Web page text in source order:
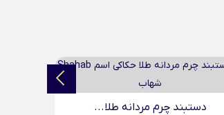
آویز بیضی حکاکی طلا...